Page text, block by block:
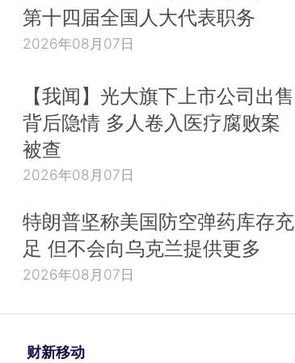
第十四届全国人大代表职务
2026年08月07日
【我闻】光大旗下上市公司出售
背后隐情 多人卷入医疗腐败案
被查
2026年08月07日
特朗普坚称美国防空弹药库存充
足 但不会向乌克兰提供更多
2026年08月07日
财新移动